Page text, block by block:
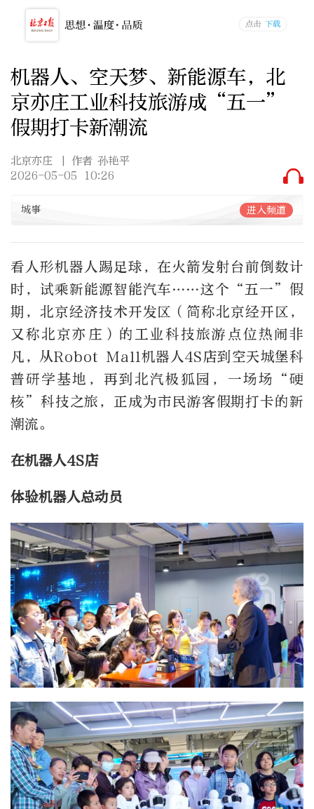
机器人、空天梦、新能源车，北
京亦庄工业科技旅游成“五一”
假期打卡新潮流
北京亦庄
| 作者 孙艳平
2026-05-05 10:26
城事 进入频道
看人形机器人踢足球，在火箭发射台前倒数计
时，试乘新能源智能汽车……这个“五一”假
期，北京经济技术开发区（简称北京经开区，
又称北京亦庄）的工业科技旅游点位热闹非
凡，从Robot Mall机器人4S店到空天城堡科
普研学基地，再到北汽极狐园，一场场“硬
核”科技之旅，正成为市民游客假期打卡的新
潮流。
在机器人4S店
体验机器人总动员